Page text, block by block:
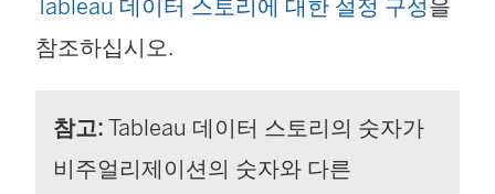
Tableau 데이터 스토리에 대한 설정 구성을
참조하십시오.
참고: Tableau 데이터 스토리의 숫자가
비주얼리제이션의 숫자와 다른